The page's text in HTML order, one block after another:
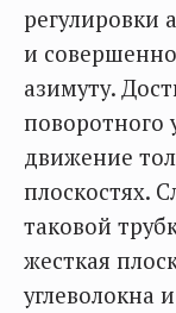
регулировки
и
азимуту.
поворотного
движение
плоскостях.
таковой
жесткая
углеволокна